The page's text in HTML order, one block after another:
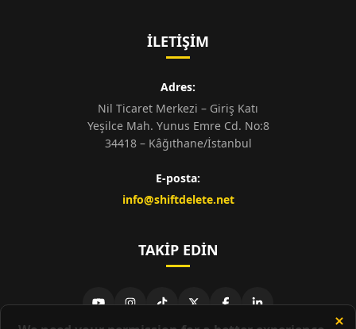
İLETIŞIM
Adres:
Nil Ticaret Merkezi – Giriş Katı
Yeşilce Mah. Yunus Emre Cd. No:8
34418 – Kâğıthane/İstanbul
E-posta:
info@shiftdelete.net
TAKIP EDIN